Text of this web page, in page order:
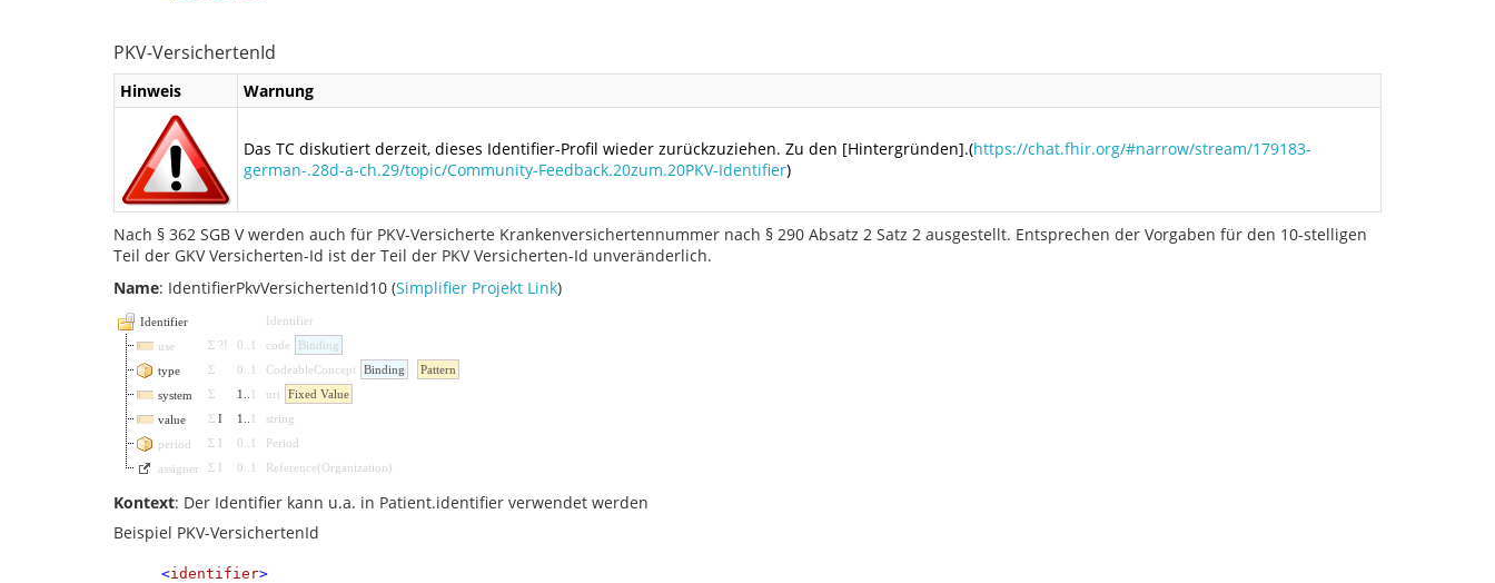
PKV-VersichertenId
Hinweis Warnung
Das TC diskutiert derzeit, dieses Identifier-Profil wieder zurückzuziehen. Zu den [Hintergründen].(https://chat.fhir.org/#narrow/stream/179183-
german-.28d-a-ch.29/topic/Community-Feedback.20zum.20PKV-Identifier)
Nach § 362 SGB V werden auch für PKV-Versicherte Krankenversichertennummer nach § 290 Absatz 2 Satz 2 ausgestellt. Entsprechen der Vorgaben für den 10-stelligen
Teil der GKV Versicherten-Id ist der Teil der PKV Versicherten-Id unveränderlich.
Name: IdentifierPkvVersichertenId10 (Simplifier Projekt Link)
Identifier
Identifier
use
Σ ?! 0 1 code
Binding
type
Σ 0 1 CodeableConcept Binding
Pattern
system
Σ 1 1 uri
Fixed Value
value
Σ I 1 1
string
period
Σ I 0 1
Period
assigner
Σ I 0 1 Reference( Organization)
Kontext: Der Identifier kann u.a. in Patient.identifier verwendet werden
Beispiel PKV-VersichertenId
<identifier>